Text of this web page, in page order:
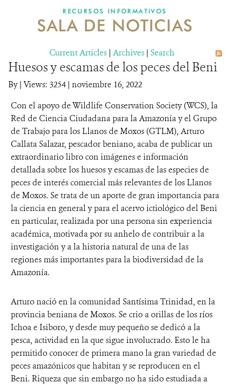
NOSOTROS
DONA
RECURSOS INFORMATIVOS
SALA DE NOTICIAS
Current Articles | Archives | Search
Huesos y escamas de los peces del Beni
By| Views: 3254 | noviembre 16, 2022
Con el apoyo de Wildlife Conservation Society (WCS), la
Red de Ciencia Ciudadana para la Amazonía y el Grupo
de Trabajo para los Llanos de Moxos (GTLM), Arturo
Callata Salazar, pescador beniano, acaba de publicar un
extraordinario libro con imágenes e información
detallada sobre los huesos y escamas de las especies de
peces de interés comercial más relevantes de los Llanos
de Moxos. Se trata de un aporte de gran importancia para
la ciencia en general y para el acervo ictiológico del Beni
en particular, realizada por una persona sin experiencia
académica, motivada por su anhelo de contribuir a la
investigación y a la historia natural de una de las
regiones más importantes para la biodiversidad de la
Amazonía.
Arturo nació en la comunidad Santísima Trinidad, en la
provincia beniana de Moxos. Se crio a orillas de los ríos
Ichoa e Isiboro, y desde muy pequeño se dedicó a la
pesca, actividad en la que sigue involucrado. Esto le ha
permitido conocer de primera mano la gran variedad de
peces amazónicos que habitan y se reproducen en el
Beni. Riqueza que sin embargo no ha sido estudiada a